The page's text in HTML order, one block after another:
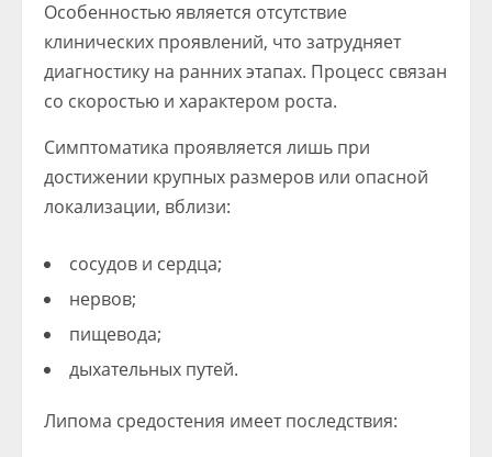
Особенностью является отсутствие
клинических проявлений, что затрудняет
диагностику на ранних этапах. Процесс связан
со скоростью и характером роста.
Симптоматика проявляется лишь при
достижении крупных размеров или опасной
локализации, вблизи:
сосудов и сердца;
нервов;
пищевода;
дыхательных путей.
Липома средостения имеет последствия: